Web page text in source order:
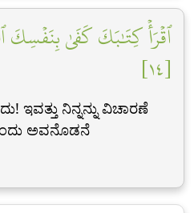
ٱقۡرَأۡ كِتَٰبَكَ كَفَىٰ بِنَفۡسِكَ
[١٤]
ಇವತ್ತು ನಿನ್ನನ್ನು ವಿಚಾರಣೆ
ಅವನೊಡನೆ